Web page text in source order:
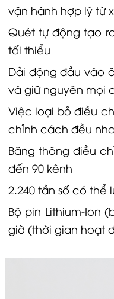
vận hành hợp lý từ
Quét tự động tạo
tối thiểu
Dải động đầu vào
và giữ nguyên mọi
Việc loại bỏ điều
chỉnh cách đều
Băng thông điều
đến 90 kênh
2.240 tần số có
Bộ pin Lithium-Ion
giờ (thời gian hoạt